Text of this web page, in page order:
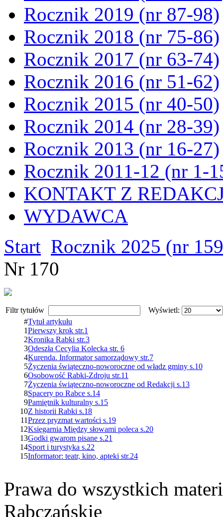
Rocznik 2019 (nr 87-98)
Rocznik 2018 (nr 75-86)
Rocznik 2017 (nr 63-74)
Rocznik 2016 (nr 51-62)
Rocznik 2015 (nr 40-50)
Rocznik 2014 (nr 28-39)
Rocznik 2013 (nr 16-27)
Rocznik 2011-12 (nr 1-
KONTAKT Z
WYDAWCA
Start Rocznik 2025 (nr
Nr 170
Filtr tytułów
Wyświetl:
#Tytuł artykułu
1Pierwszy krok str.1
2Kronika Rabki str.3
3Odeszła Cecylia Kolecka str. 6
4Kurenda. Informator samorządowy str.7
5Życzenia świąteczno-noworoczne od władz gminy s.10
6Osobowość Rabki-Zdroju str.11
7Życzenia świąteczno-noworoczne od Redakcji s.13
8Spacery po Rabce s.14
9Pamiętnik kulturalny s.15
10Z historii Rabki s.18
11Przez pryzmat wartości s.19
12Księgarnia Między słowami poleca s.20
13Godki gwarom pisane s.21
14Sport i turystyka s.22
15Informator: teatr, kino, apteki str.24
Prawa do wszystkich
Rabczańskie